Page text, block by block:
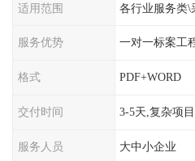
适用范围 各行业服务类\
服务优势 一对一标案工
格式 PDF+WORD
交付时间 3-5天,复杂项
服务人员 大中小企业